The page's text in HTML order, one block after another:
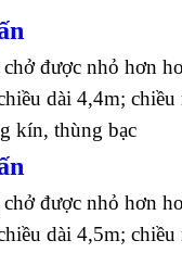
được nhỏ hơn
dài 4,4m;
kín, thùng bạc
được nhỏ hơn
dài 4,5m;